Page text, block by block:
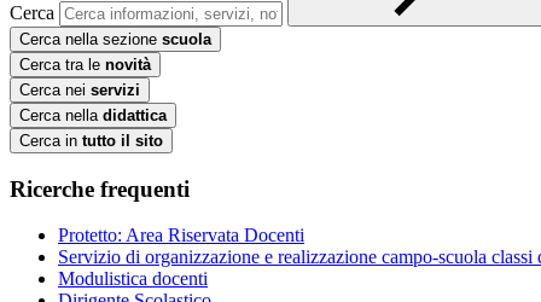
Cerca
Cerca nella sezione scuola
Cerca tra le novità
Cerca nei servizi
Cerca nella didattica
Cerca in tutto il sito
Ricerche frequenti
Protetto: Area Riservata Docenti
Servizio di organizzazione e realizzazione campo-scuola
Modulistica docenti